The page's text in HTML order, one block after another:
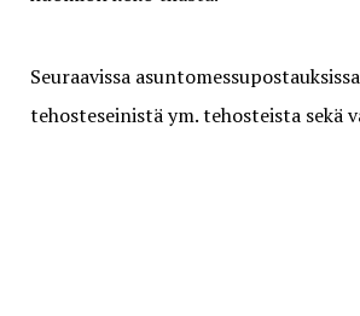
Seuraavissa
tehosteseinistä ym. tehosteista sekä